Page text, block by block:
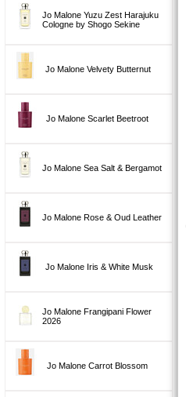
Jo Malone Yuzu Zest Harajuku
Cologne by Shogo Sekine
Jo Malone Velvety Butternut
Jo Malone Scarlet Beetroot
Jo Malone Sea Salt & Bergamot
Jo Malone Rose & Oud Leather
Jo Malone Iris & White Musk
Jo Malone Frangipani Flower
2026
Jo Malone Carrot Blossom